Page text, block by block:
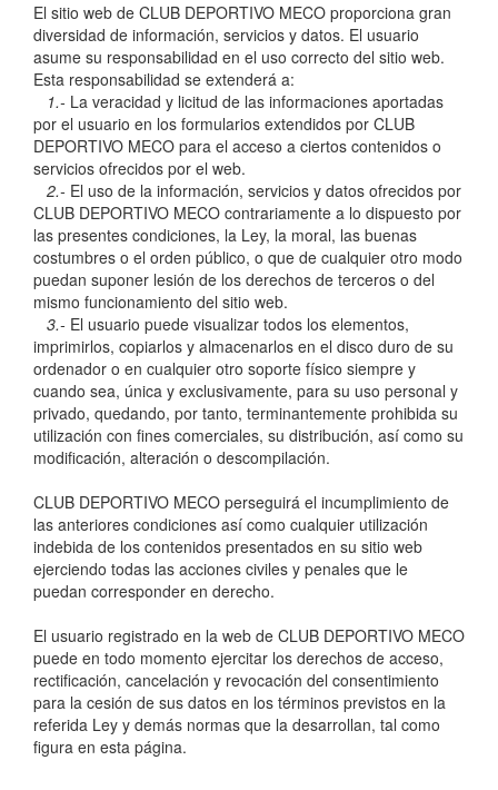
El sitio web de CLUB DEPORTIVO MECO proporciona gran
diversidad de información, servicios y datos. El usuario
asume su responsabilidad en el uso correcto del sitio web.
Esta responsabilidad se extenderá a:
1.- La veracidad y licitud de las informaciones aportadas
por el usuario en los formularios extendidos por CLUB
DEPORTIVO MECO para el acceso a ciertos contenidos o
servicios ofrecidos por el web.
2.- El uso de la información, servicios y datos ofrecidos por
CLUB DEPORTIVO MECO contrariamente a lo dispuesto por
las presentes condiciones, la Ley, la moral, las buenas
costumbres o el orden público, o que de cualquier otro modo
puedan suponer lesión de los derechos de terceros o del
mismo funcionamiento del sitio web.
3.- El usuario puede visualizar todos los elementos,
imprimirlos, copiarlos y almacenarlos en el disco duro de su
ordenador o en cualquier otro soporte físico siempre y
cuando sea, única y exclusivamente, para su uso personal y
privado, quedando, por tanto, terminantemente prohibida su
utilización con fines comerciales, su distribución, así como su
modificación, alteración o descompilación.
CLUB DEPORTIVO MECO perseguirá el incumplimiento de
las anteriores condiciones así como cualquier utilización
indebida de los contenidos presentados en su sitio web
ejerciendo todas las acciones civiles y penales que le
puedan corresponder en derecho.
El usuario registrado en la web de CLUB DEPORTIVO MECO
puede en todo momento ejercitar los derechos de acceso,
rectificación, cancelación y revocación del consentimiento
para la cesión de sus datos en los términos previstos en la
referida Ley y demás normas que la desarrollan, tal como
figura en esta página.